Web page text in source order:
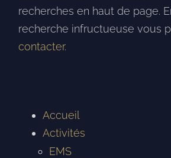
recherches en haut de page.
recherche infructueuse vous
contacter.
Accueil
Activités
EMS